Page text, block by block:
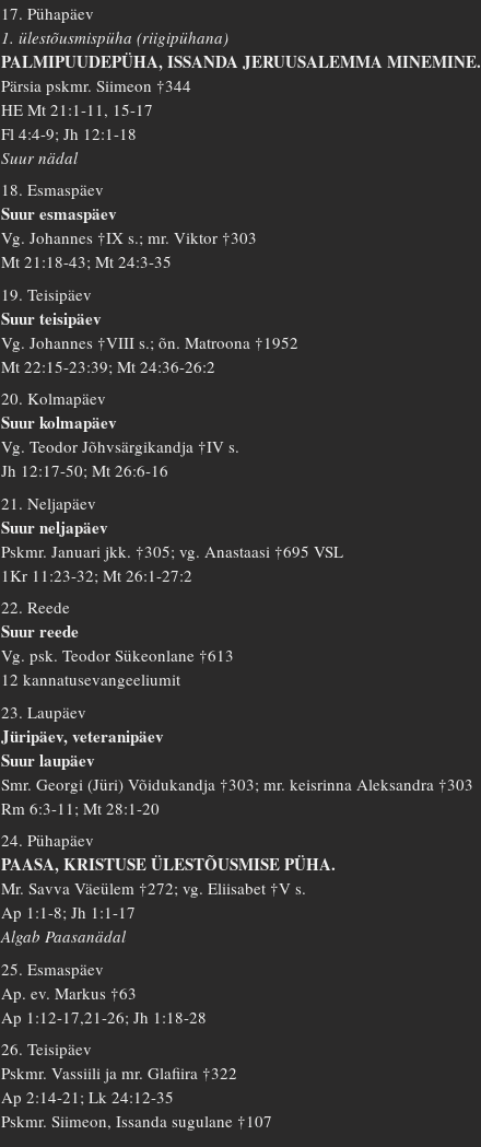
17. Pühapäev
1. ülestõusmispüha (riigipühana)
PALMIPUUDEPÜHA, ISSANDA JERUUSALEMMA MINEMINE.
Pärsia pskmr. Siimeon †344
HE Mt 21:1-11, 15-17
Fl 4:4-9; Jh 12:1-18
Suur nädal
18. Esmaspäev
Suur esmaspäev
Vg. Johannes †IX s.; mr. Viktor †303
Mt 21:18-43; Mt 24:3-35
19. Teisipäev
Suur teisipäev
Vg. Johannes †VIII s.; õn. Matroona †1952
Mt 22:15-23:39; Mt 24:36-26:2
20. Kolmapäev
Suur kolmapäev
Vg. Teodor Jõhvsärgikandja †IV s.
Jh 12:17-50; Mt 26:6-16
21. Neljapäev
Suur neljapäev
Pskmr. Januari jkk. †305; vg. Anastaasi †695 VSL
1Kr 11:23-32; Mt 26:1-27:2
22. Reede
Suur reede
Vg. psk. Teodor Sükeonlane †613
12 kannatusevangeeliumit
23. Laupäev
Jüripäev, veteranipäev
Suur laupäev
Smr. Georgi (Jüri) Võidukandja †303; mr. keisrinna Aleksandra †303
Rm 6:3-11; Mt 28:1-20
24. Pühapäev
PAASA, KRISTUSE ÜLESTÕUSMISE PÜHA.
Mr. Savva Väeülem †272; vg. Eliisabet †V s.
Ap 1:1-8; Jh 1:1-17
Algab Paasanädal
25. Esmaspäev
Ap. ev. Markus †63
Ap 1:12-17,21-26; Jh 1:18-28
26. Teisipäev
Pskmr. Vassiili ja mr. Glafiira †322
Ap 2:14-21; Lk 24:12-35
Pskmr. Siimeon, Issanda sugulane †107